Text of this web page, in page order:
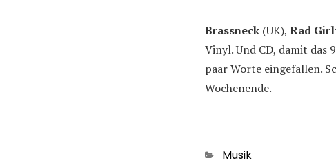
Brassneck (UK), Rad
Vinyl. Und CD, damit das
paar Worte eingefallen.
Wochenende.
Kategorien
Musik